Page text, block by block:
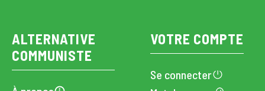
ALTERNATIVE
COMMUNISTE
VOTRE COMPTE
Se connecter